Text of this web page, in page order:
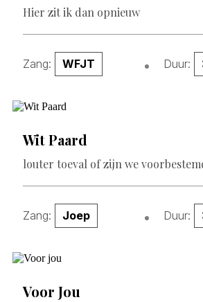
Hier zit ik dan opnieuw
Zang: WFJT Duur:
Wit Paard
louter toeval of zijn we
Zang: Joep Duur:
Voor Jou